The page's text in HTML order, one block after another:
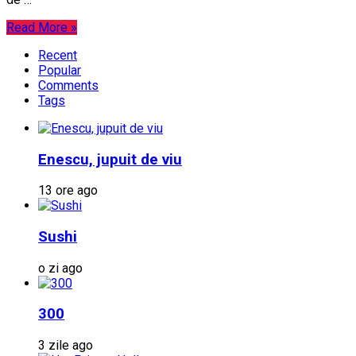
Read More »
Recent
Popular
Comments
Tags
Enescu, jupuit de viu
13 ore ago
Sushi
o zi ago
300
3 zile ago